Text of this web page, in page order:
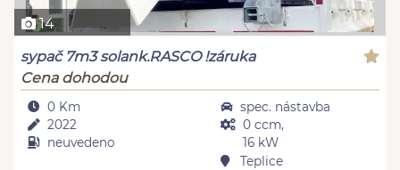
14
sypač 7m3 solank.RASCO !záruka
Cena dohodou
0 Km
2022
neuvedeno
spec. nástavba
0 ccm,
16 kW
Teplice